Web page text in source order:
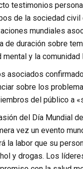
testimonios
de la sociedad civil
mundiales
de duración sobre
mental y la comunidad
asociados
sobre los
del público a
del Día Mundial
vez un evento
la labor que su
y drogas. Los